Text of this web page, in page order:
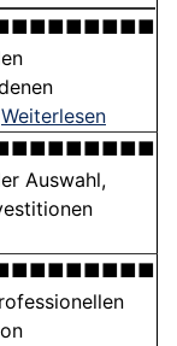
Weiterlesen
Auswahl,